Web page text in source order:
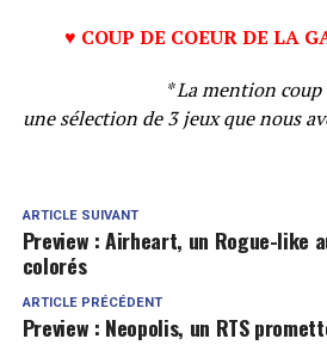
♥ COUP DE COEUR DE LA
* La mention
une sélection de 3 jeux que nous
ARTICLE SUIVANT
Preview : Airheart, un Rogue-like
colorés
ARTICLE PRÉCÉDENT
Preview : Neopolis, un RTS